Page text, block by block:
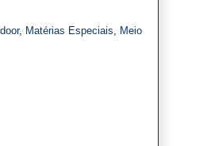
, Matérias Especiais, Meio